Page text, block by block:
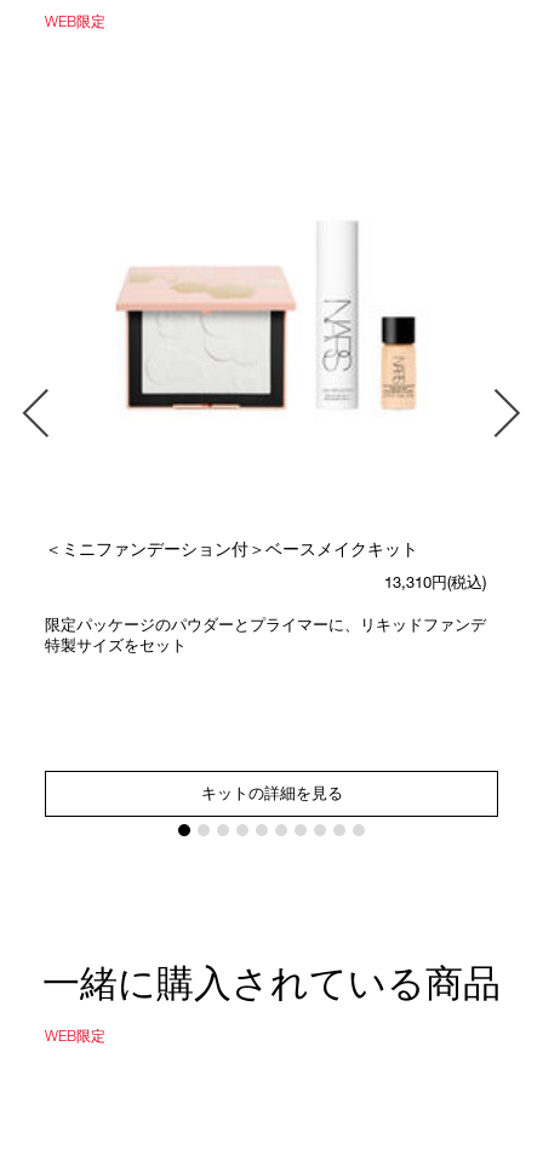
WEB限定
＜ミニファンデーション付＞ベースメイクキット
13,310円(税込)
限定パッケージのパウダーとプライマーに、リキッドファンデ
特製サイズをセット
キットの詳細を見る
一緒に購入されている商品
WEB限定